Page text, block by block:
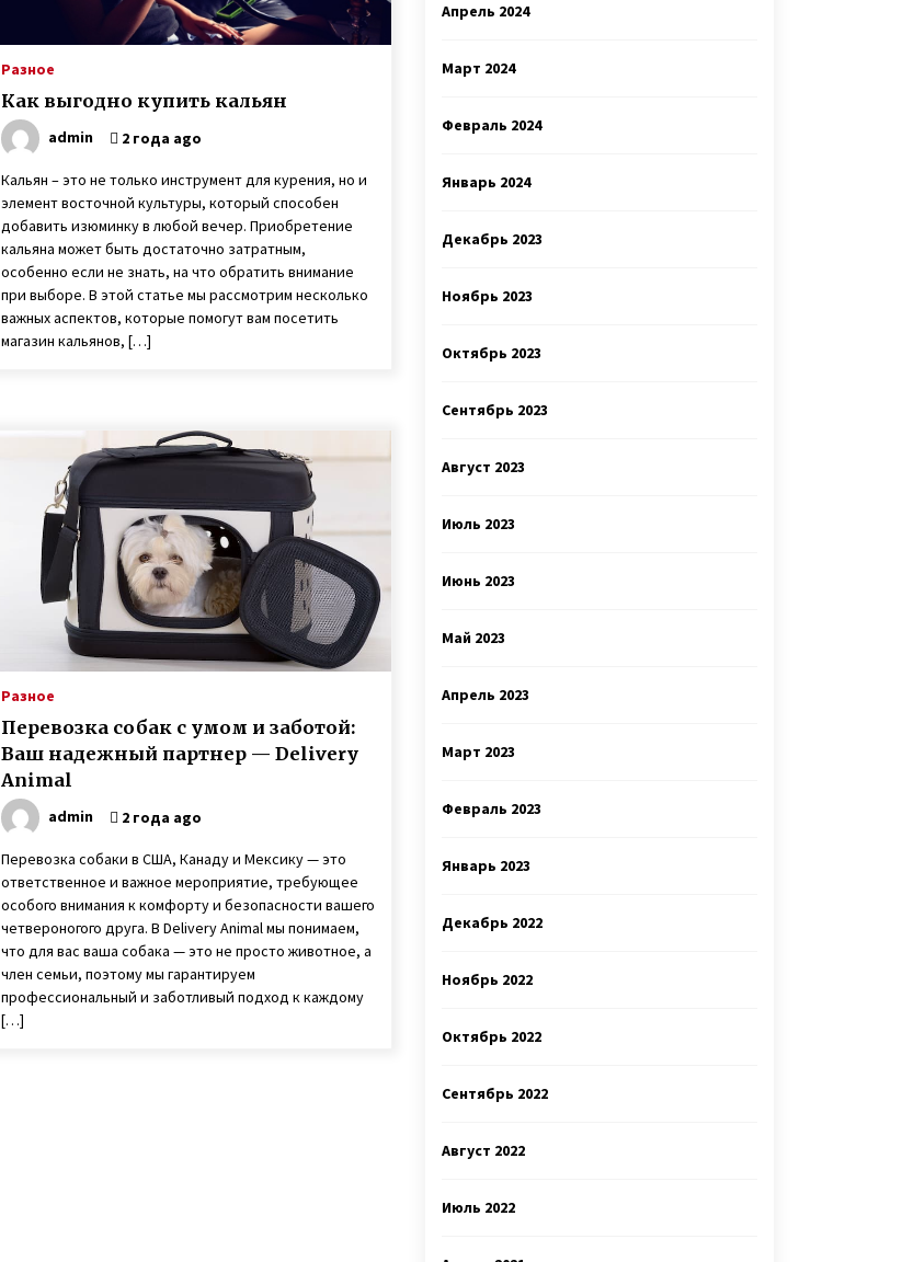
Разное
Как выгодно купить кальян
admin 2 года ago
Кальян – это не только инструмент для курения, но и
элемент восточной культуры, который способен
добавить изюминку в любой вечер. Приобретение
кальяна может быть достаточно затратным,
особенно если не знать, на что обратить внимание
при выборе. В этой статье мы рассмотрим несколько
важных аспектов, которые помогут вам посетить
магазин кальянов, […]
Разное
Перевозка собак с умом и заботой:
Ваш надежный партнер — Delivery
Animal
admin 2 года ago
Перевозка собаки в США, Канаду и Мексику — это
ответственное и важное мероприятие, требующее
особого внимания к комфорту и безопасности вашего
четвероногого друга. В Delivery Animal мы понимаем,
что для вас ваша собака — это не просто животное, а
член семьи, поэтому мы гарантируем
профессиональный и заботливый подход к каждому
[…]
Апрель 2024
Март 2024
Февраль 2024
Январь 2024
Декабрь 2023
Ноябрь 2023
Октябрь 2023
Сентябрь 2023
Август 2023
Июль 2023
Июнь 2023
Май 2023
Апрель 2023
Март 2023
Февраль 2023
Январь 2023
Декабрь 2022
Ноябрь 2022
Октябрь 2022
Сентябрь 2022
Август 2022
Июль 2022